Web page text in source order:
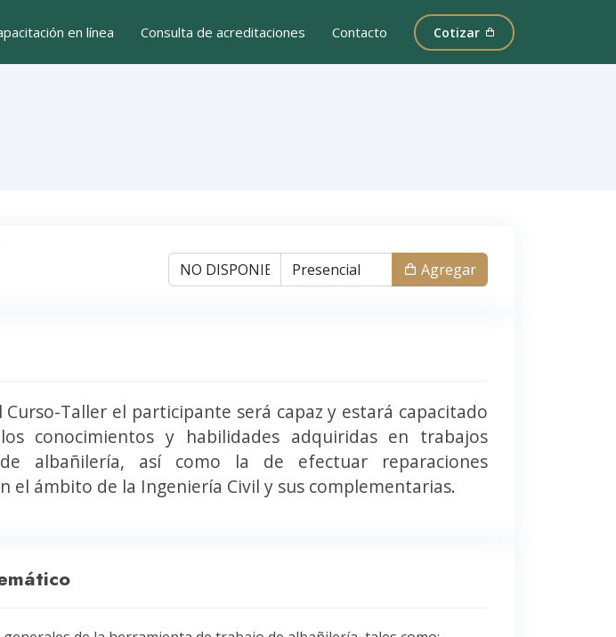
en línea Consulta de acreditaciones Contacto Cotizar
Agregar
Taller el participante será capaz y estará capacitado
conocimientos y habilidades adquiridas en trabajos
albañilería, así como la de efectuar reparaciones
el ámbito de la Ingeniería Civil y sus complementarias.